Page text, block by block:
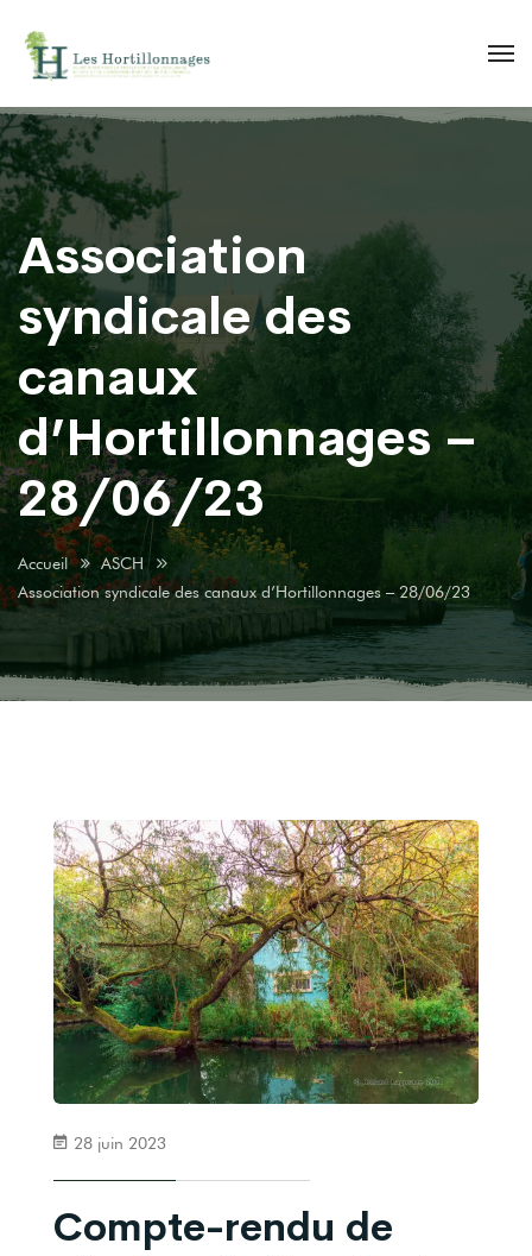
Association
syndicale des
canaux
d’Hortillonnages –
28/06/23
Accueil
ASCH
Association syndicale des canaux d’Hortillonnages – 28/06/23
28 juin 2023
Compte-rendu de